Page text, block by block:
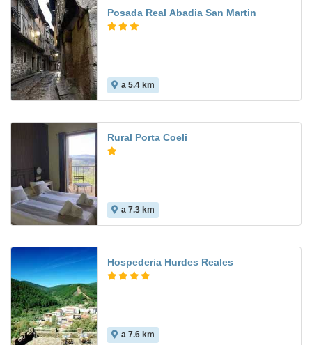
Posada Real Abadia San Martin
a 5.4 km
Rural Porta Coeli
a 7.3 km
Hospederia Hurdes Reales
a 7.6 km